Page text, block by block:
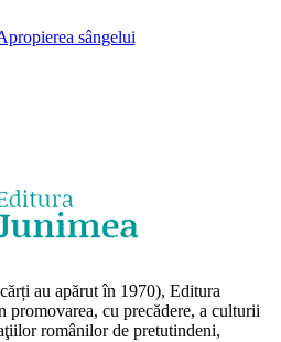
au apărut în 1970), Editura
promovarea, cu precădere, a culturii
românilor de pretutindeni,